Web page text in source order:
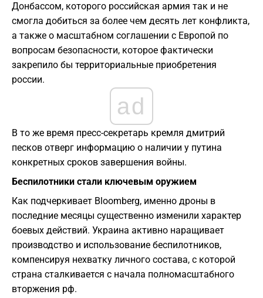
Донбассом, которого российская армия так и не
смогла добиться за более чем десять лет конфликта,
а также о масштабном соглашении с Европой по
вопросам безопасности, которое фактически
закрепило бы территориальные приобретения
россии.
ad
В то же время пресс-секретарь кремля дмитрий
песков отверг информацию о наличии у путина
конкретных сроков завершения войны.
Беспилотники стали ключевым оружием
Как подчеркивает Bloomberg, именно дроны в
последние месяцы существенно изменили характер
боевых действий. Украина активно наращивает
производство и использование беспилотников,
компенсируя нехватку личного состава, с которой
страна сталкивается с начала полномасштабного
вторжения рф.